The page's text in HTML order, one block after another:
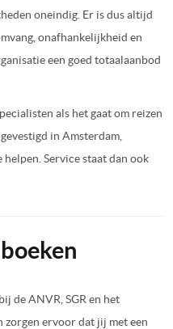
oneindig. Er is dus altijd
onafhankelijkheid en
een goed totaalaanbod
als het gaat om reizen
in Amsterdam,
Service staat dan ook
de ANVR, SGR en het
zorgen ervoor dat jij met een